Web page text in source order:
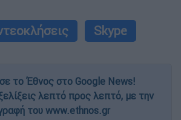
Skype
το Έθνος στο Google News!
λεπτό προς λεπτό, με την
του www.ethnos.gr